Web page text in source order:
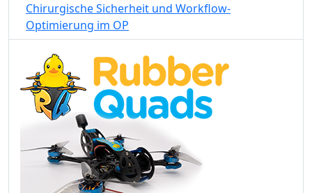
Chirurgische Sicherheit und Workflow-
Optimierung im OP